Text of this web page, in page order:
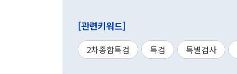
[관련키워드]
2차종합특검 특검 특별검사